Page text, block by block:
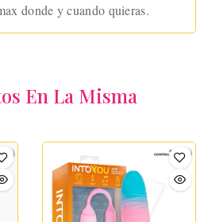
donde y cuando quieras.
En La Misma